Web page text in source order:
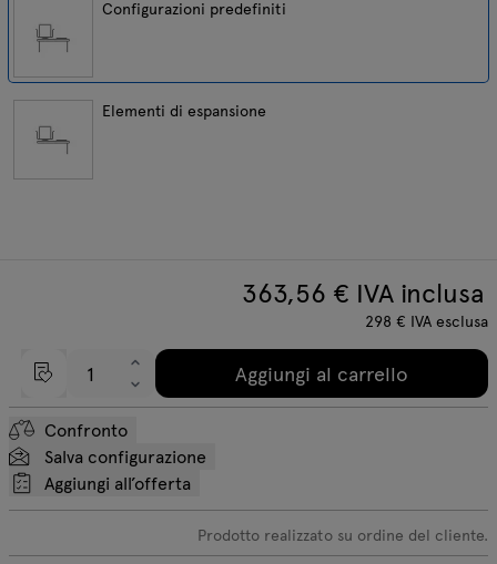
Configurazioni predefiniti
Elementi di espansione
363,56 € IVA inclusa
298 € IVA esclusa
Aggiungi al carrello
Confronto
Salva configurazione
Aggiungi all’offerta
Prodotto realizzato su ordine del cliente.